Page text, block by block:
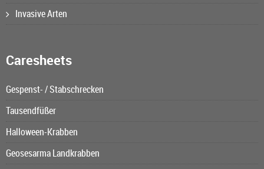
Invasive Arten
Caresheets
Gespenst- / Stabschrecken
Tausendfüßer
Halloween-Krabben
Geosesarma Landkrabben